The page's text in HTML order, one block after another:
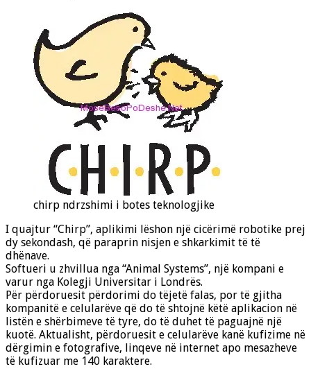
chirp ndrzshimi i botes teknologjike
I quajtur “Chirp”, aplikimi lëshon një cicërimë robotike prej
dy sekondash, që paraprin nisjen e shkarkimit të të
dhënave.
Softueri u zhvillua nga “Animal Systems”, një kompani e
varur nga Kolegji Universitar i Londrës.
Për përdoruesit përdorimi do tëjetë falas, por të gjitha
kompanitë e celularëve që do të shtojnë këtë aplikacion në
listën e shërbimeve të tyre, do të duhet të paguajnë një
kuotë. Aktualisht, përdoruesit e celularëve kanë kufizime në
dërgimin e fotografive, linqeve në internet apo mesazheve
të kufizuar me 140 karaktere.